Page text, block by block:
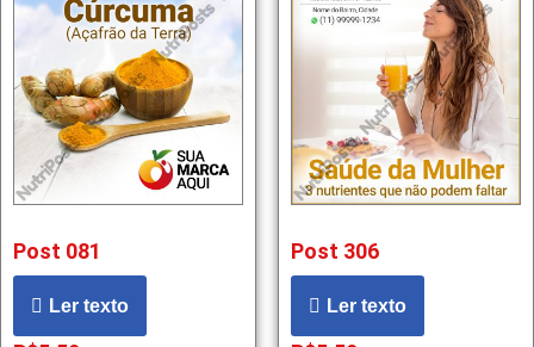
Post 081
Ler texto
Post 306
Ler texto